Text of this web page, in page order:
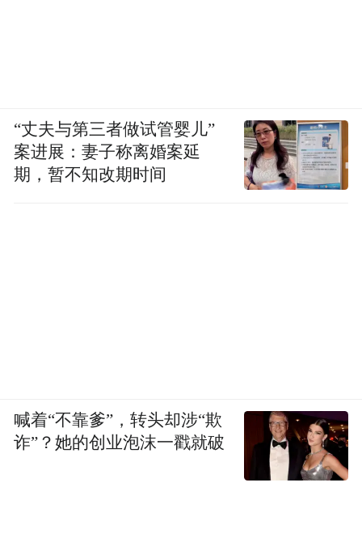
“丈夫与第三者做试管婴儿”
案进展：妻子称离婚案延
期，暂不知改期时间
喊着“不靠爹”，转头却涉“欺
诈”？她的创业泡沫一戳就破